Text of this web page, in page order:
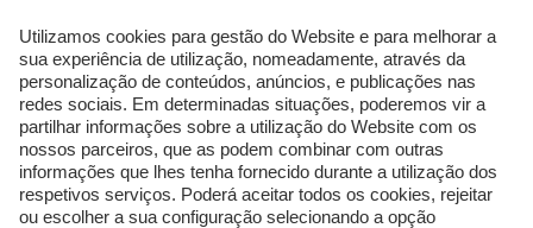
Sérum de Rosto
Body mist & Spray
corporal
Produtos para Cabelo
Homem
Espuma de Limpeza
Facial
Perfumes árabes
Novidades
Melhores Perfumes
Femininos
TOP 10: Perfumes
Masculinos
Pestanas Postiças